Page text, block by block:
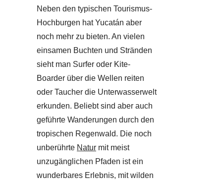
Neben den typischen Tourismus-
Hochburgen hat Yucatán aber
noch mehr zu bieten. An vielen
einsamen Buchten und Stränden
sieht man Surfer oder Kite-
Boarder über die Wellen reiten
oder Taucher die Unterwasserwelt
erkunden. Beliebt sind aber auch
geführte Wanderungen durch den
tropischen Regenwald. Die noch
unberührte Natur mit meist
unzugänglichen Pfaden ist ein
wunderbares Erlebnis, mit wilden